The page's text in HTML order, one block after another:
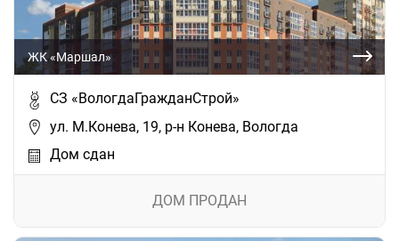
ЖК «Маршал»
СЗ «ВологдаГражданСтрой»
ул. М.Конева, 19, р-н Конева, Вологда
Дом сдан
ДОМ ПРОДАН